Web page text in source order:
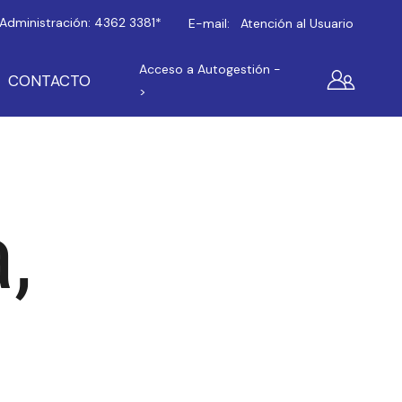
Administración: 4362 3381* E-mail: Atención al Usuario
CONTACTO
Acceso a Autogestión -
>